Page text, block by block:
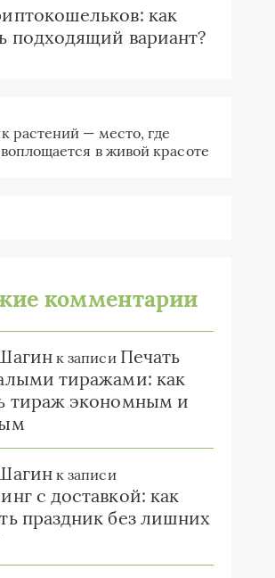
как
подходящий вариант?
растений — место, где
в живой красоте
комментарии
к записи Печать
тиражами: как
тираж экономным и
к записи
с доставкой: как
праздник без лишних